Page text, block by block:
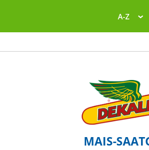
A-Z
MAIS-